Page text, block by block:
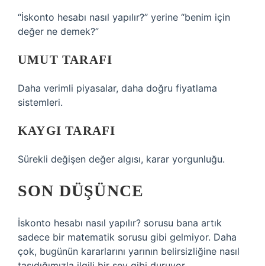
“İskonto hesabı nasıl yapılır?” yerine “benim için
değer ne demek?”
UMUT TARAFI
Daha verimli piyasalar, daha doğru fiyatlama
sistemleri.
KAYGI TARAFI
Sürekli değişen değer algısı, karar yorgunluğu.
SON DÜŞÜNCE
İskonto hesabı nasıl yapılır? sorusu bana artık
sadece bir matematik sorusu gibi gelmiyor. Daha
çok, bugünün kararlarını yarının belirsizliğine nasıl